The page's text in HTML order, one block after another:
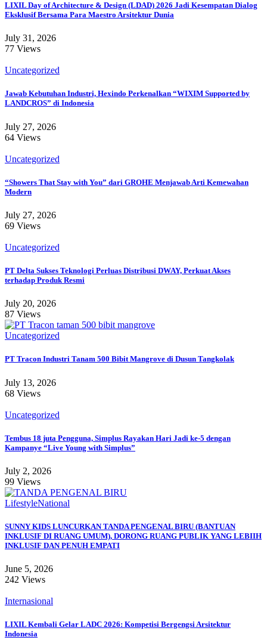
LIXIL Day of Architecture & Design (LDAD) 2026 Jadi Kesempatan Dialog
Eksklusif Bersama Para Maestro Arsitektur Dunia
July 31, 2026
77 Views
Uncategorized
Jawab Kebutuhan Industri, Hexindo Perkenalkan “WIXIM Supported by
LANDCROS” di Indonesia
July 27, 2026
64 Views
Uncategorized
“Showers That Stay with You” dari GROHE Menjawab Arti Kemewahan
Modern
July 27, 2026
69 Views
Uncategorized
PT Delta Sukses Teknologi Perluas Distribusi DWAY, Perkuat Akses
terhadap Produk Resmi
July 20, 2026
87 Views
Uncategorized
PT Tracon Industri Tanam 500 Bibit Mangrove di Dusun Tangkolak
July 13, 2026
68 Views
Uncategorized
Tembus 18 juta Pengguna, Simplus Rayakan Hari Jadi ke-5 dengan
Kampanye “Live Young with Simplus”
July 2, 2026
99 Views
LifestyleNational
SUNNY KIDS LUNCURKAN TANDA PENGENAL BIRU (BANTUAN
INKLUSIF DI RUANG UMUM), DORONG RUANG PUBLIK YANG LEBIIH
INKLUSIF DAN PENUH EMPATI
June 5, 2026
242 Views
Internasional
LIXIL Kembali Gelar LADC 2026: Kompetisi Bergengsi Arsitektur
Indonesia